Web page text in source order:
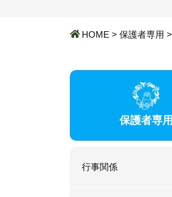
HOME > 保護者専用 >
保護者専用
行事関係